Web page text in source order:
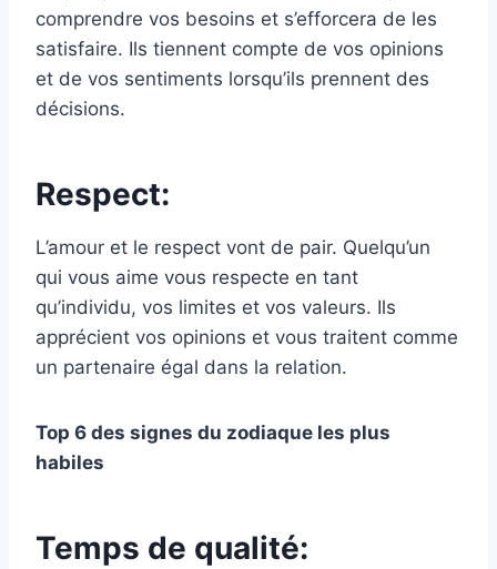
comprendre vos besoins et s’efforcera de les
satisfaire. Ils tiennent compte de vos opinions
et de vos sentiments lorsqu’ils prennent des
décisions.
Respect:
L’amour et le respect vont de pair. Quelqu’un
qui vous aime vous respecte en tant
qu’individu, vos limites et vos valeurs. Ils
apprécient vos opinions et vous traitent comme
un partenaire égal dans la relation.
Top 6 des signes du zodiaque les plus
habiles
Temps de qualité: